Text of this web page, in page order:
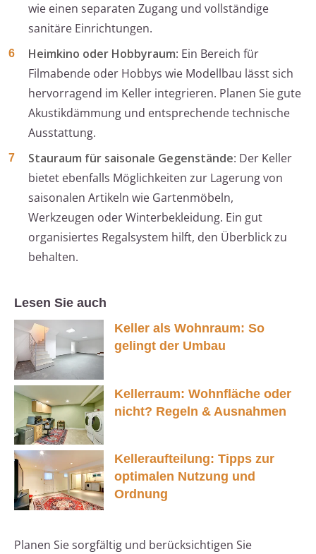
wie einen separaten Zugang und vollständige
sanitäre Einrichtungen.
Heimkino oder Hobbyraum: Ein Bereich für
Filmabende oder Hobbys wie Modellbau lässt sich
hervorragend im Keller integrieren. Planen Sie gute
Akustikdämmung und entsprechende technische
Ausstattung.
Stauraum für saisonale Gegenstände: Der Keller
bietet ebenfalls Möglichkeiten zur Lagerung von
saisonalen Artikeln wie Gartenmöbeln,
Werkzeugen oder Winterbekleidung. Ein gut
organisiertes Regalsystem hilft, den Überblick zu
behalten.
Lesen Sie auch
Keller als Wohnraum: So
gelingt der Umbau
Kellerraum: Wohnfläche oder
nicht? Regeln & Ausnahmen
Kelleraufteilung: Tipps zur
optimalen Nutzung und
Ordnung
Planen Sie sorgfältig und berücksichtigen Sie